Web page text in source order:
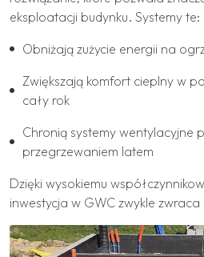
eksploatacji budynku. Systemy te:
Obniżają zużycie energii na
Zwiększają komfort cieplny w
cały rok
Chronią systemy wentylacyjne
przegrzewaniem latem
Dzięki wysokiemu
inwestycja w GWC zwykle zwraca